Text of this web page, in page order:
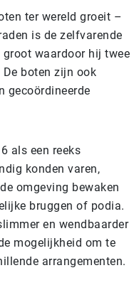
ter wereld groeit –
is de zelfvarende
groot waardoor hij twee
boten zijn ook
gecoördineerde
als een reeks
konden varen,
omgeving bewaken
bruggen of podia.
en wendbaarder
mogelijkheid om te
arrangementen.